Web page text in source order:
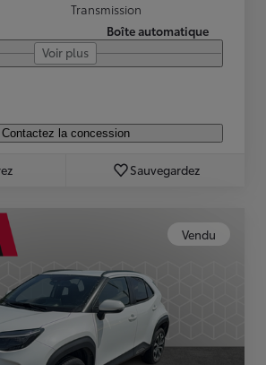
Transmission
Boîte automatique
Voir plus
Contactez la concession
Sauvegardez
Vendu